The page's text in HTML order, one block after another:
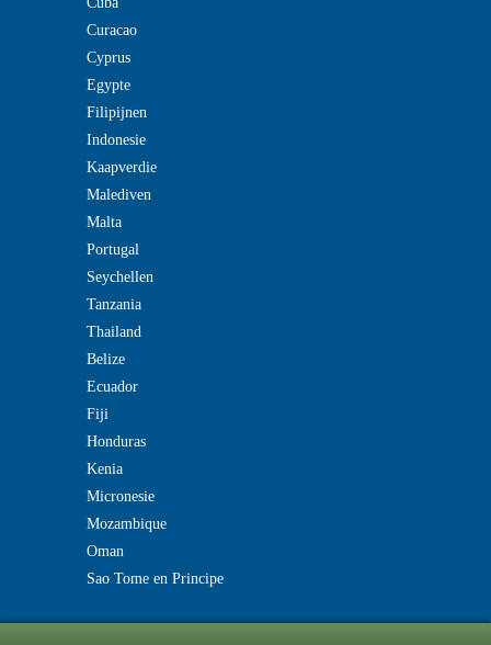
Curacao
Cyprus
Egypte
Filipijnen
Indonesie
Kaapverdie
Malediven
Malta
Portugal
Seychellen
Tanzania
Thailand
Belize
Ecuador
Fiji
Honduras
Kenia
Micronesie
Mozambique
Oman
Sao Tome en Principe